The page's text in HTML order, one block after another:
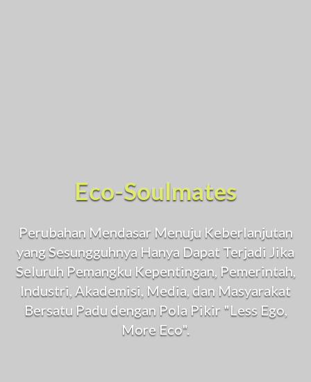
Eco-Soulmates
Perubahan Mendasar Menuju Keberlanjutan
yang Sesungguhnya Hanya Dapat Terjadi Jika
Seluruh Pemangku Kepentingan, Pemerintah,
Industri, Akademisi, Media, dan Masyarakat
Bersatu Padu dengan Pola Pikir "Less Ego,
More Eco".